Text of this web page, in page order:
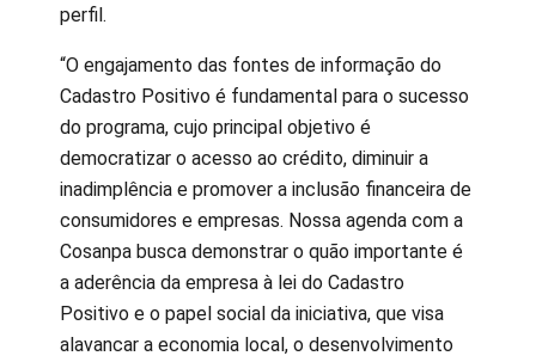
perfil.
“O engajamento das fontes de informação do
Cadastro Positivo é fundamental para o sucesso
do programa, cujo principal objetivo é
democratizar o acesso ao crédito, diminuir a
inadimplência e promover a inclusão financeira de
consumidores e empresas. Nossa agenda com a
Cosanpa busca demonstrar o quão importante é
a aderência da empresa à lei do Cadastro
Positivo e o papel social da iniciativa, que visa
alavancar a economia local, o desenvolvimento